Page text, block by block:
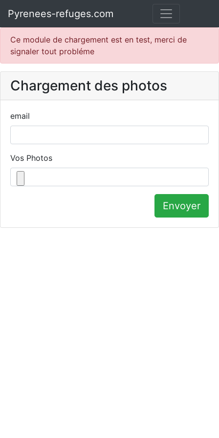
Pyrenees-refuges.com
Ce module de chargement est en test, merci de
signaler tout probléme
Chargement des photos
email
Vos Photos
Envoyer